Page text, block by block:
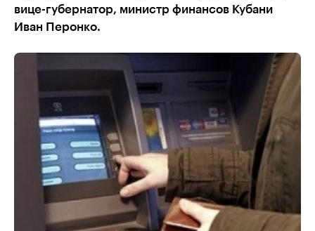
вице-губернатор, министр финансов Кубани
Иван Перонко.